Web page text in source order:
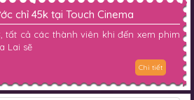
chỉ 45k tại Touch Cinema
tất cả các thành viên khi đến xem phim
Lai sẽ
Chi tiết